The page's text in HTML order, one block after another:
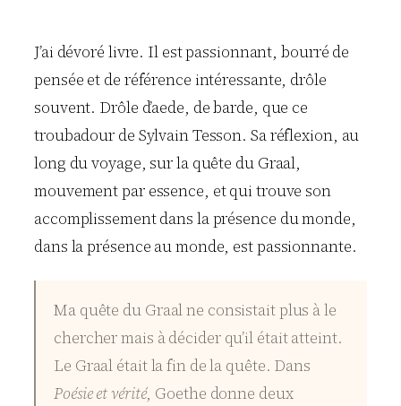
J’ai dévoré livre. Il est passionnant, bourré de
pensée et de référence intéressante, drôle
souvent. Drôle d’aede, de barde, que ce
troubadour de Sylvain Tesson. Sa réflexion, au
long du voyage, sur la quête du Graal,
mouvement par essence, et qui trouve son
accomplissement dans la présence du monde,
dans la présence au monde, est passionnante.
Ma quête du Graal ne consistait plus à le
chercher mais à décider qu’il était atteint.
Le Graal était la fin de la quête. Dans
Poésie et vérité, Goethe donne deux